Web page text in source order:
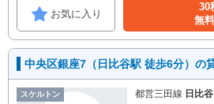
お気に入り
30
無
中央区銀座7（日比谷駅 徒歩6分）の
スケルトン 都営三田線 日比谷